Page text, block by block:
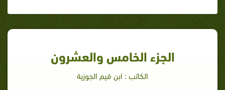
الجزء الخامس والعشرون
الكاتب : ابن قيم الجوزية